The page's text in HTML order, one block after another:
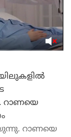
റാണയെ
റാണയെ